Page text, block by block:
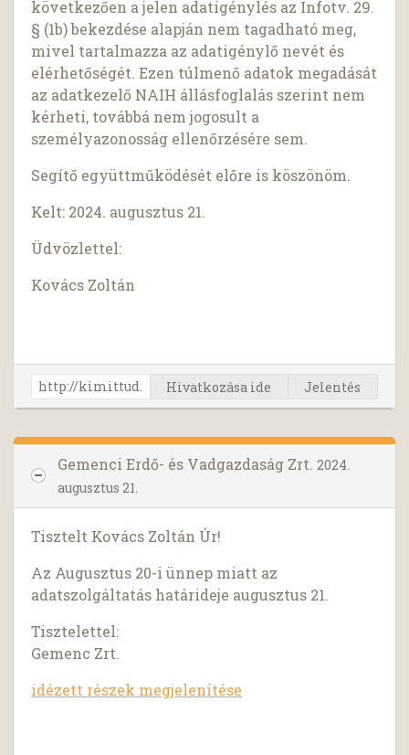
következően a jelen adatigénylés az Infotv. 29.
§ (1b) bekezdése alapján nem tagadható meg,
mivel tartalmazza az adatigénylő nevét és
elérhetőségét. Ezen túlmenő adatok megadását
az adatkezelő NAIH állásfoglalás szerint nem
kérheti, továbbá nem jogosult a
személyazonosság ellenőrzésére sem.
Segítő együttműködését előre is köszönöm.
Kelt: 2024. augusztus 21.
Üdvözlettel:
Kovács Zoltán
Hivatkozása ide Jelentés
Gemenci Erdő- és Vadgazdaság Zrt. 2024.
augusztus 21.
Tisztelt Kovács Zoltán Úr!
Az Augusztus 20-i ünnep miatt az
adatszolgáltatás határideje augusztus 21.
Tisztelettel:
Gemenc Zrt.
idézett részek megjelenítése